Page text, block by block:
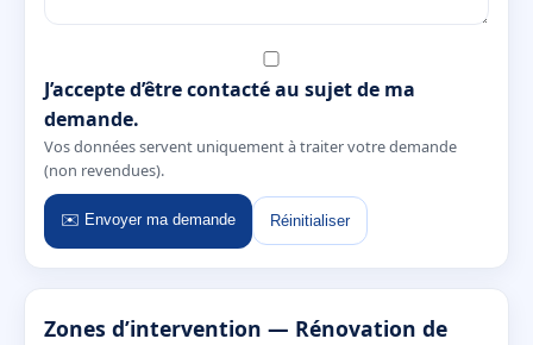
J’accepte d’être contacté au sujet de ma
demande.
Vos données servent uniquement à traiter votre demande
(non revendues).
✉️ Envoyer ma demande Réinitialiser
Zones d’intervention — Rénovation de